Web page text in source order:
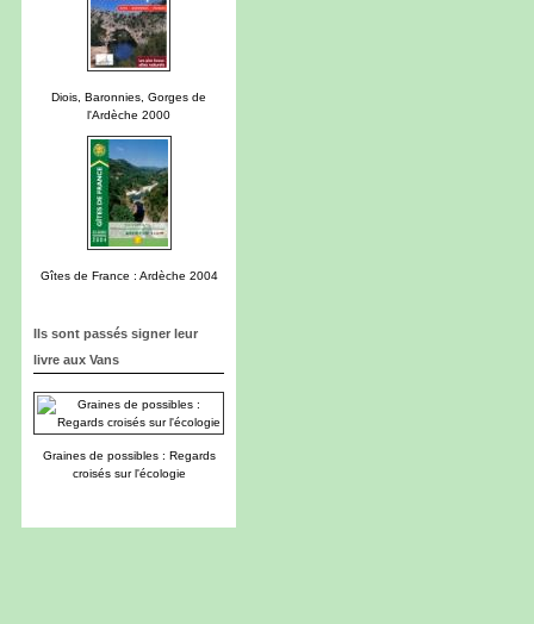
Diois, Baronnies, Gorges de
l'Ardèche 2000
Gîtes de France : Ardèche 2004
Ils sont passés signer leur
livre aux Vans
Graines de possibles : Regards
croisés sur l'écologie